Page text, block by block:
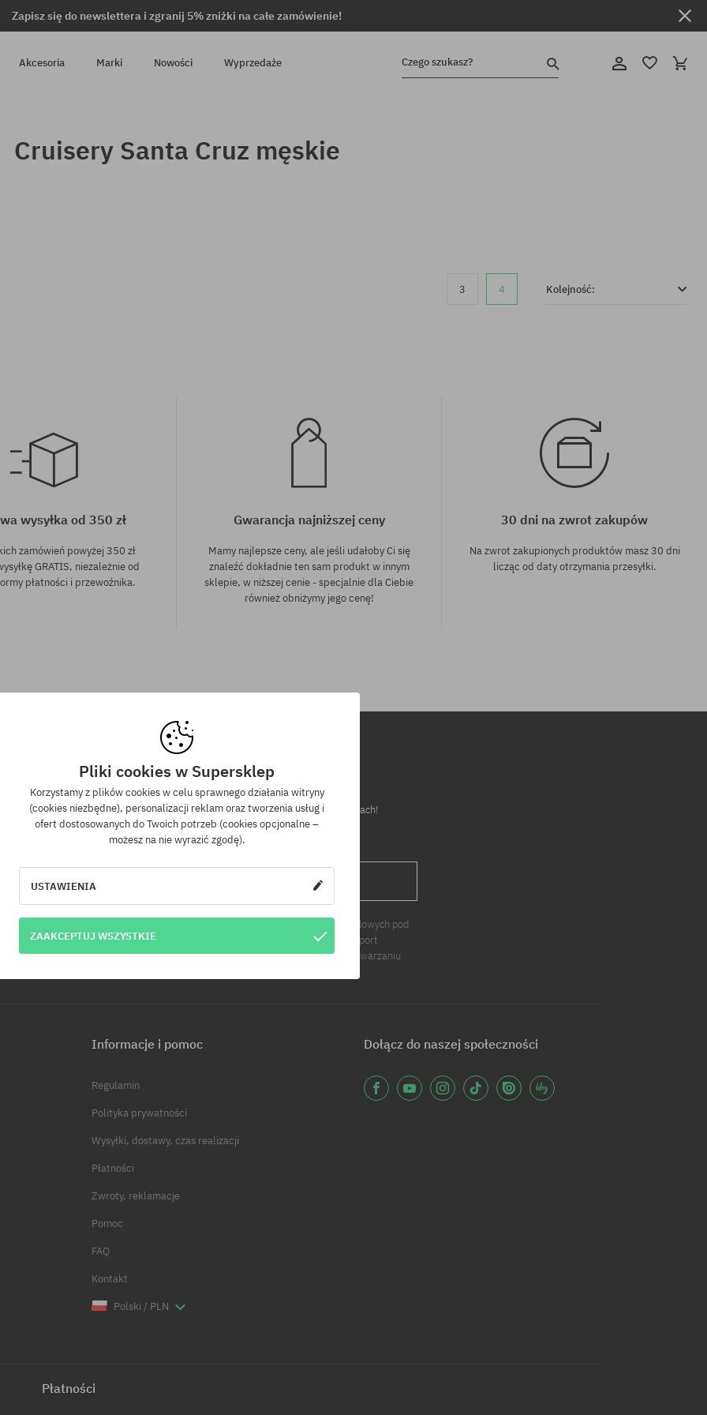
Zapisz się do newslettera i zgranij 5% zniżki na całe zamówienie!
Akcesoria Marki Nowości Wyprzedaże Czego szukasz?
Cruisery Santa Cruz męskie
3 4 Kolejność:
wysyłka od 350 zł
zamówień powyżej 350 zł
GRATIS, niezależnie od
płatności i przewoźnika.
Gwarancja najniższej ceny
Mamy najlepsze ceny, ale jeśli udałoby Ci się
znaleźć dokładnie ten sam produkt w innym
sklepie, w niższej cenie - specjalnie dla Ciebie
również obniżymy jego cenę!
30 dni na zwrot zakupów
Na zwrot zakupionych produktów masz 30 dni
licząc od daty otrzymania przesyłki.
Newsletter
się do naszego newslettera, a dowiesz się jako pierwszy o nowościach i promocjach!
Dodatkowo otrzymasz kod rabatowy -5% na całe zamówienie!
WYŚLIJ
e-mail jest jednoznaczne z wyrażeniem zgody na otrzymywanie informacji handlowych pod
e-mail. Informujemy, że administratorem Twoich danych osobowych jest Cool Sport
z o.o. z siedzibą przy ul. Handlowców 2 w Modlniczce. Dowiedz się więcej o przetwarzaniu
Informacje i pomoc
Regulamin
Polityka prywatności
Wysyłki, dostawy, czas realizacji
Płatności
Zwroty, reklamacje
Pomoc
FAQ
Kontakt
Polski / PLN
Dołącz do naszej społeczności
Płatności
Pliki cookies w Supersklep
Korzystamy z plików cookies w celu sprawnego działania witryny
(cookies niezbędne), personalizacji reklam oraz tworzenia usług i
ofert dostosowanych do Twoich potrzeb (cookies opcjonalne –
możesz na nie wyrazić zgodę).
USTAWIENIA
ZAAKCEPTUJ WSZYSTKIE